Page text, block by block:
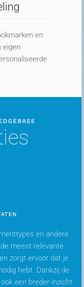
en
eigen
en andere
meest relevante
zorgt ervoor dat je
hebt. Dankzij de
een breder inzicht